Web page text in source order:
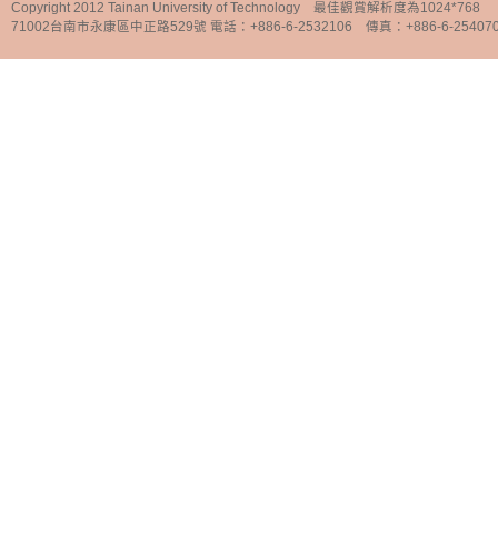
Copyright 2012 Tainan University of Technology 最佳觀賞解析度為1024*768
71002台南市永康區中正路529號 電話：+886-6-2532106 傳真：+886-6-